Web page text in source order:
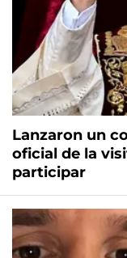
Lanzaron un
oficial de la
participar